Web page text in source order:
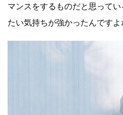
マンスをするものだと思って
たい気持ちが強かったんですよ